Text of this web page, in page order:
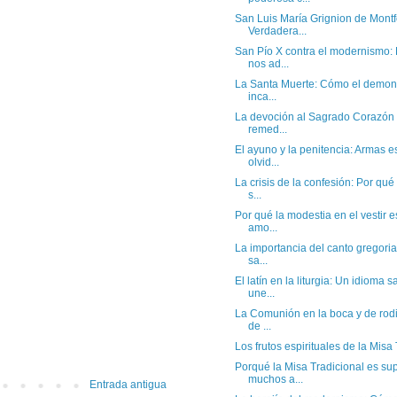
Entrada antigua
San Luis María Grignion de
Verdadera...
San Pío X contra el modernismo:
nos ad...
La Santa Muerte: Cómo el
inca...
La devoción al Sagrado
remed...
El ayuno y la penitencia: Armas
olvid...
La crisis de la confesión: Por
s...
Por qué la modestia en el vestir
amo...
La importancia del canto
sa...
El latín en la liturgia: Un idioma
une...
La Comunión en la boca y de
de ...
Los frutos espirituales de la Misa
Porqué la Misa Tradicional es
muchos a...